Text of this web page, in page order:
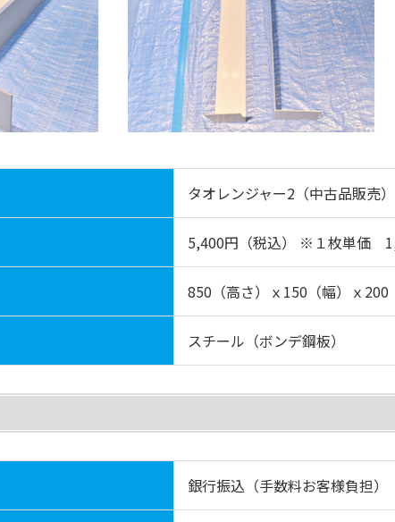
タオレンジャー2（中古品販売
5,400円（税込） ※１枚単価
850（高さ）ｘ150（幅）ｘ
スチール（ボンデ鋼板）
銀行振込（手数料お客様負担）